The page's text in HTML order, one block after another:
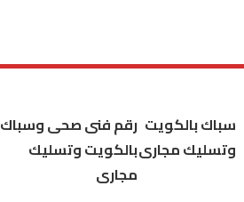
سباك بالكويت
وتسليك مجارى
رقم فنى صحى وسباك
بالكويت وتسليك
مجارى